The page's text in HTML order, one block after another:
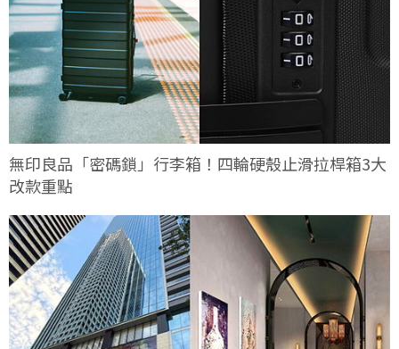
無印良品「密碼鎖」行李箱！四輪硬殼止滑拉桿箱3大
改款重點